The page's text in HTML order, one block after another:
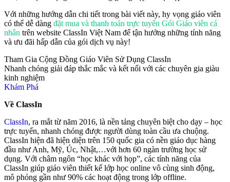
Với những hướng dẫn chi tiết trong bài viết này, hy vọng giáo viên
có thể dễ dàng đặt mua và thanh toán trực tuyến Gói Giáo viên cá
nhân trên website ClassIn Việt Nam để tận hưởng những tính năng
và ưu đãi hấp dẫn của gói dịch vụ này!
Tham Gia Cộng Đồng Giáo Viên Sử Dụng ClassIn
Nhanh chóng giải đáp thắc mắc và kết nối với các chuyên gia giàu
kinh nghiệm
Khám Phá
Về ClassIn
ClassIn, ra mắt từ năm 2016, là nền tảng chuyên biệt cho dạy – học
trực tuyến, nhanh chóng được người dùng toàn cầu ưa chuộng.
ClassIn hiện đã hiện diện trên 150 quốc gia có nền giáo dục hàng
đầu như Anh, Mỹ, Úc, Nhật,…với hơn 60 ngàn trường học sử
dụng. Với châm ngôn “học khác với họp”, các tính năng của
ClassIn giúp giáo viên thiết kế lớp học online vô cùng sinh động,
mô phỏng gần như 90% các hoạt động trong lớp offline.